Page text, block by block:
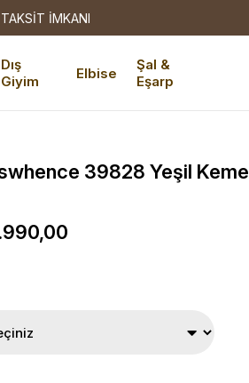
İMKANI
Dış
Giyim
Elbise
Şal &
Eşarp
39828 Yeşil